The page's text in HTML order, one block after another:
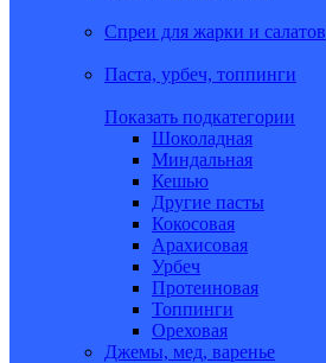
Спреи для жарки и салатов
Паста, урбеч, топпинги
Показать подкатегории
Шоколадная
Миндальная
Кешью
Другие пасты
Кокосовая
Арахисовая
Урбеч
Протеиновая
Топпинги
Ореховая
Джемы, мед, варенье